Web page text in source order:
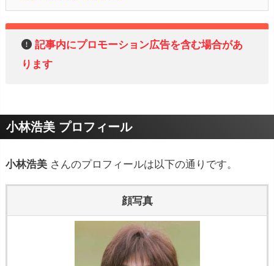
記事内にプロモーション広告を含む場合があ
ります
小林浩美 プロフィール
小林浩美 さんのプロフィールは以下の通りです。
顔写真